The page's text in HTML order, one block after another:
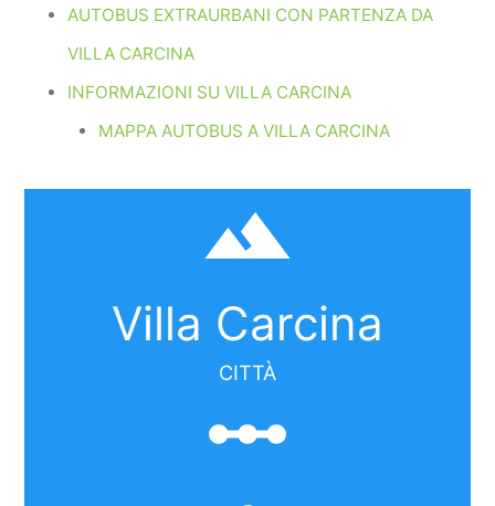
AUTOBUS EXTRAURBANI CON PARTENZA DA
VILLA CARCINA
INFORMAZIONI SU VILLA CARCINA
MAPPA AUTOBUS A VILLA CARCINA
filter_hdr
Villa Carcina
CITTÀ
linear_scale